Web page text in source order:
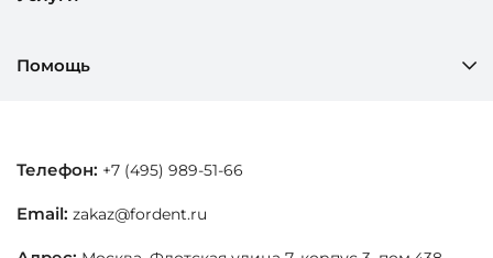
Помощь
Телефон: +7 (495) 989-51-66
Email: zakaz@fordent.ru